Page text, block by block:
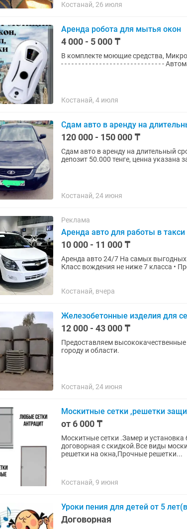
Костанай, 26 июля
Аренда робота для мытья окон
4 000 - 5 000 ₸
В комплекте моющие средства,
- - - - - - - - - - - - - - - - - - - - - - - - - - - - - -
Костанай, 4 июля
Сдам авто в аренду на
120 000 - 150 000 ₸
Сдам авто в аренду на длительный
депозит 50.000 тенге, ценна указана
Костанай, 24 июня
Реклама
Аренда авто для работы в такси
10 000 - 11 000 ₸
Аренда авто 24/7 На самых выгодных Основные требования: • Возраст от 27 лет и старше •
Класс вождения не ниже 7 класса •
Костанай, вчера
Железобетонные изделия для
12 000 - 43 000 ₸
Предоставляем
городу и области.
Костанай, 24 июня
Москитные сетки ,решетки
от 6 000 ₸
Москитные сетки .Замер и установка
договорная с скидкой.Все виды
решетки на окна,Прочные решетки...
Костанай, 9 июня
Уроки пения для детей от 5
Договорная